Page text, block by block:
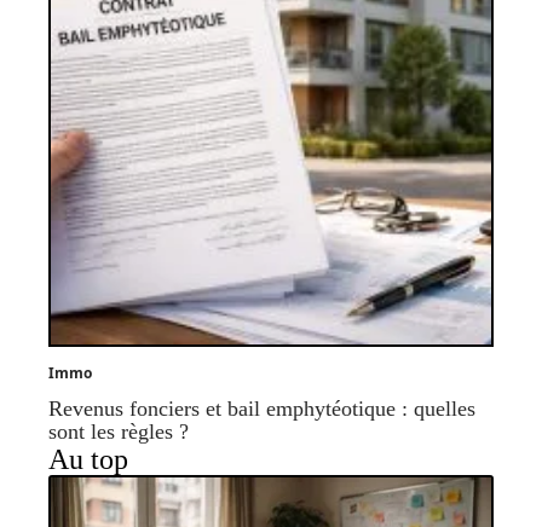
Immo
Revenus fonciers et bail emphytéotique : quelles
sont les règles ?
Au top